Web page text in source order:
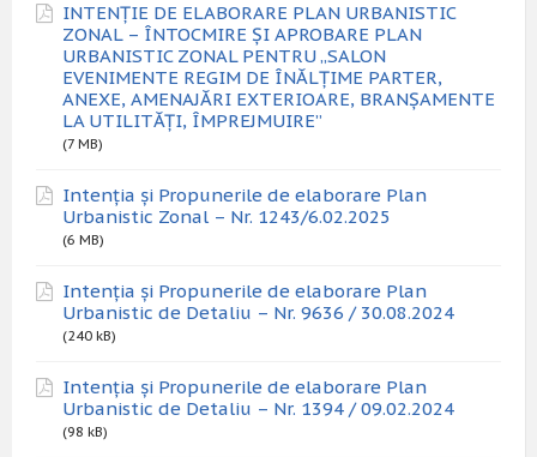
INTENȚIE DE ELABORARE PLAN URBANISTIC
ZONAL – ÎNTOCMIRE ȘI APROBARE PLAN
URBANISTIC ZONAL PENTRU „SALON
EVENIMENTE REGIM DE ÎNĂLȚIME PARTER,
ANEXE, AMENAJĂRI EXTERIOARE, BRANȘAMENTE
LA UTILITĂȚI, ÎMPREJMUIRE”
(7 MB)
Intenția și Propunerile de elaborare Plan
Urbanistic Zonal – Nr. 1243/6.02.2025
(6 MB)
Intenția și Propunerile de elaborare Plan
Urbanistic de Detaliu – Nr. 9636 / 30.08.2024
(240 kB)
Intenția și Propunerile de elaborare Plan
Urbanistic de Detaliu – Nr. 1394 / 09.02.2024
(98 kB)